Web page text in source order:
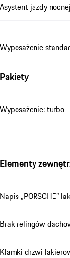
Asystent jazdy nocnej
Wyposażenie
Pakiety
Wyposażenie: turbo
Elementy
Napis „PORSCHE”
Brak relingów
Klamki drzwi